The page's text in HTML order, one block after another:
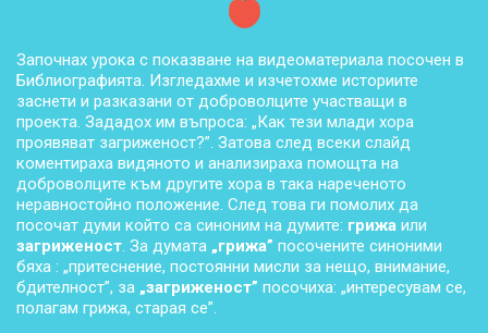
Започнах урока с показване на видеоматериала посочен в
Библиографията. Изгледахме и изчетохме историите
заснети и разказани от доброволците участващи в
проекта. Зададох им въпроса: „Как тези млади хора
проявяват загриженост?”. Затова след всеки слайд
коментираха видяното и анализираха помощта на
доброволците към другите хора в така нареченото
неравностойно положение. След това ги помолих да
посочат думи който са синоним на думите: грижа или
загриженост. За думата „грижа” посочените синоними
бяха : „притеснение, постоянни мисли за нещо, внимание,
бдителност”, за „загриженост” посочиха: „интересувам се,
полагам грижа, старая се”.